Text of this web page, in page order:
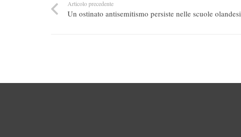
Articolo precedente
Un ostinato antisemitismo persiste nelle scuole olandesi